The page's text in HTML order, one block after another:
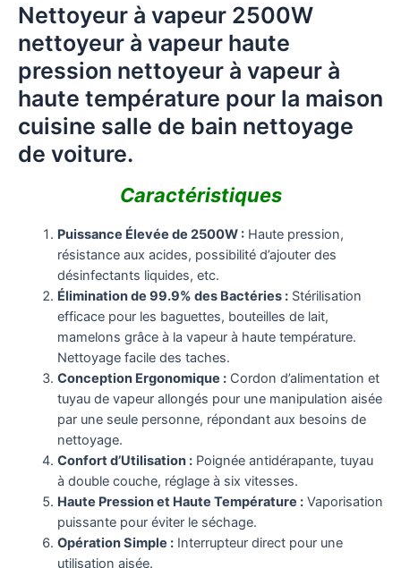
Nettoyeur à vapeur 2500W
nettoyeur à vapeur haute
pression nettoyeur à vapeur à
haute température pour la maison
cuisine salle de bain nettoyage
de voiture.
Caractéristiques
Puissance Élevée de 2500W :Haute pression,
résistance aux acides, possibilité d’ajouter des
désinfectants liquides, etc.
Élimination de 99.9% des Bactéries :Stérilisation
efficace pour les baguettes, bouteilles de lait,
mamelons grâce à la vapeur à haute température.
Nettoyage facile des taches.
Conception Ergonomique :Cordon d’alimentation et
tuyau de vapeur allongés pour une manipulation aisée
par une seule personne, répondant aux besoins de
nettoyage.
Confort d’Utilisation :Poignée antidérapante, tuyau
à double couche, réglage à six vitesses.
Haute Pression et Haute Température :Vaporisation
puissante pour éviter le séchage.
Opération Simple :Interrupteur direct pour une
utilisation aisée.